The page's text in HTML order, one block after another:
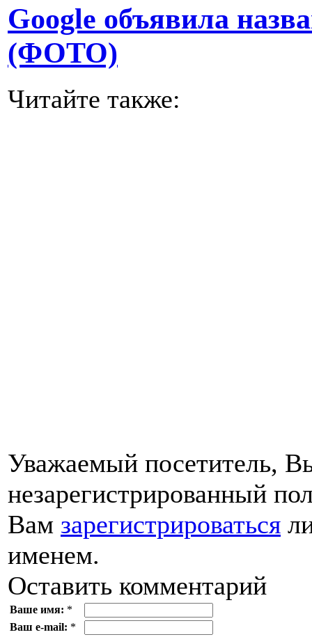
Google объявила
(ФОТО)
Читайте также:
Уважаемый посетитель,
незарегистрированный
Вам зарегистрироваться
именем.
Оставить комментарий
Ваше имя: *
Ваш e-mail: *